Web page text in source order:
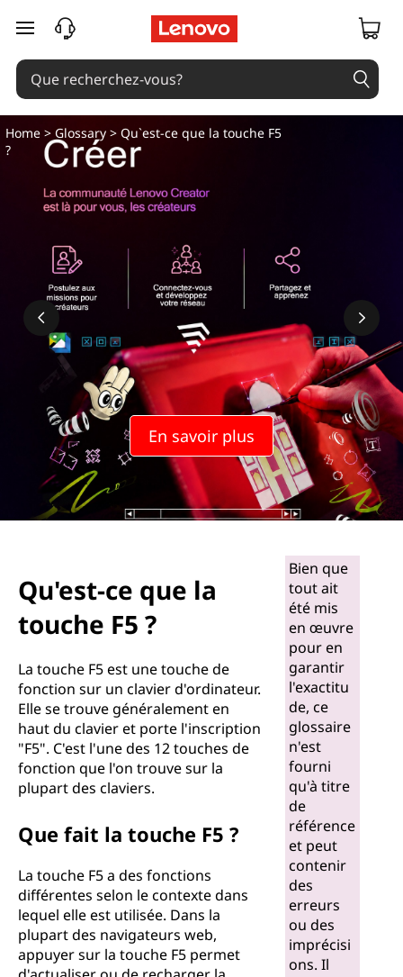
Q
u
e
a
passer au contenu principal
En savoir plus
Home >Glossary > Qu`est-ce que la touche F5
?
Qu'est-ce que la
touche F5 ?
La touche F5 est une touche de
fonction sur un clavier d'ordinateur.
Elle se trouve généralement en
haut du clavier et porte l'inscription
"F5". C'est l'une des 12 touches de
fonction que l'on trouve sur la
plupart des claviers.
Que fait la touche F5 ?
La touche F5 a des fonctions
différentes selon le contexte dans
lequel elle est utilisée. Dans la
plupart des navigateurs web,
appuyer sur la touche F5 permet
Bien que
tout ait
été mis
en œuvre
pour en
garantir
l'exactitu
de, ce
glossaire
n'est
fourni
qu'à titre
de
référence
et peut
contenir
des
erreurs
ou des
imprécisi
ons. Il